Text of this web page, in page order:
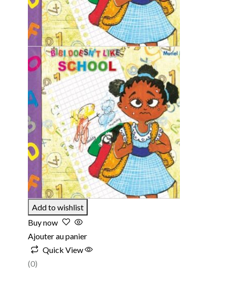
Add to wishlist
Buy now
Ajouter au panier
Quick View
(0)